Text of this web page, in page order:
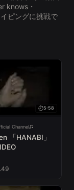
knows・
ピングに挑戦で
5:58
Channel
「HANABI」